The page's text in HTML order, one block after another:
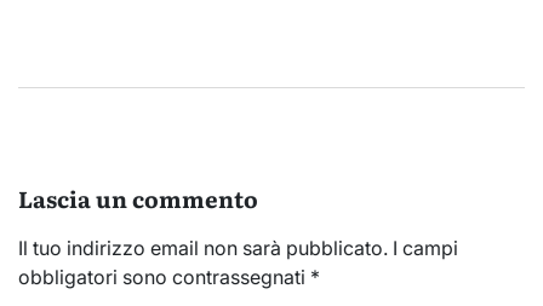
Lascia un commento
Il tuo indirizzo email non sarà pubblicato. I campi
obbligatori sono contrassegnati *